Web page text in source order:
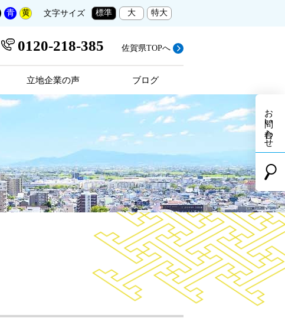
青 黄 文字サイズ 標準 大 特大
0120-218-385 佐賀県TOPへ
立地企業の声 ブログ
お問い合わせ